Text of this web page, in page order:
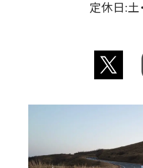
定休日:土